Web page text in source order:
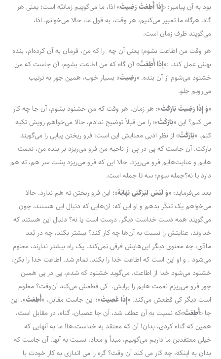
بود به آن پیامبر: «إِذَا أُطِعْتُ رَضِیتُ» اذا، ما می‌گوییم زمانیّه است؛ یعنی هر
گاه. هرگاه ما تعبیر می‌کنیم، هر وقت، به قول ما، حالا می‌خوانم. اذا،
می‌گویند ظرف زمان است.
هر وقت من اطاعت بشوم؛ یعنی آن چه را که من، فرمان به آن کرده‌ام، بنده
بهش عمل کند. :«إِذَا أُطِعْتُ» آن گاه که من اطاعت بشوم، آن جاست که من
خشنود می‌شوم از آن بنده. «رَضِیتُ» بسیار خوب، همین جور به ترتیب
می‌رویم جلو.
«وَ إِذَا رَضِیتُ بَارَکْتُ‌»؛ هر زمان، هر وقت که من خشنود بشوم، آن جا چه کار
می کنم؟ این «بَارَکْتُ»؛ را من قبلاً توضیح ندادم، حالا می‌خواهم رویش تکیه
کنم. «بَارَکْتُ» از نظر ادبی معنایش این است: فرو ریختن پیاپی را می‌گویند
بارکت. آن جاست که پی در پی از ناحیه من فرو می‌ریزد بر بنده من، نعمت
هایم و عنایت‌هایم فرو می‌ریزد. حالا این که فرو می‌ریزد پشت سر هم، ته هم
دارد یا نه؟جمله سوم؛ سه تا جمله است.
بعد می‌فرماید: «وَ لَیْسَ‌ لِبَرَکَتِی‌ نِهَایَهٌ»؛ این فرو ریختن ته هم ندارد. حالا
می‌خواهم یک تذکّر بدهم و او این که: آن‌هایی که دنبال این هستند، چون
می‌گویند همه دست خداست دیگر. درست است یا نه؟ دنبال این هستند که
خداوند، عنایتش را نسبت به آن‌ها چه کار کند؟ بیشتر بکند، چه در بُعد
مادّی، چه معنوی دیگر این‌هایش فرقی نمی‌کند. یک راه بیشتر ندارند، معلوم
می‌شود . و او این است که اطاعت خدا را بکند. تمام شد. اطاعت خدا را بکن،
خشنود می‌شود خدا از اطاعت. می‌گوید خشنود که شدم، پی در پی همین
جور فرو می‌ریزم نعمت هایم را برایش. کی قطعش می‌کند آن‌وقت؟ معلوم
است دیگر کی قطعش می‌کند. «إِذَا عُصِیتُ»؛ این جاست مقابل، «أُطِعْتُ». این
جا «أُطِعْتُ»که نسبت به آن عطف شد، آن جا عصیان، گناه، در مقابل است،
همین که گناه کردی، بدان! آن که معتقد به خداست،ها! ما به آنهایی که
خیلی معتقدین ما داریم می‌گوییم، مبدأ و معاد، نسبت به آنها. آن جاست که
بدان به اینکه، چه کار می کند آن وقت؟ گره را می اندازی به کار خودت با